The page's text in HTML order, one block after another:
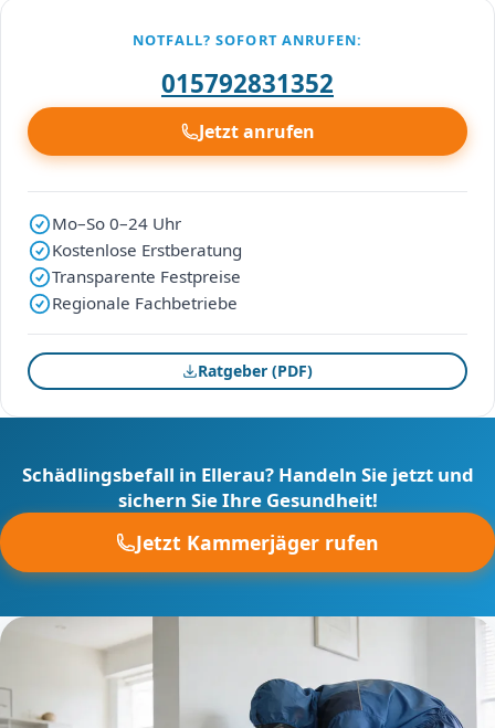
NOTFALL? SOFORT ANRUFEN:
015792831352
Jetzt anrufen
Mo–So 0–24 Uhr
Kostenlose Erstberatung
Transparente Festpreise
Regionale Fachbetriebe
Ratgeber (PDF)
Schädlingsbefall in Ellerau? Handeln Sie jetzt und
sichern Sie Ihre Gesundheit!
Jetzt Kammerjäger rufen